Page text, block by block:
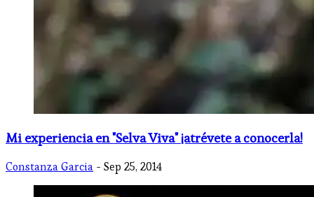
Mi experiencia en "Selva Viva" ¡atrévete a conocerla!
Constanza Garcia - Sep 25, 2014